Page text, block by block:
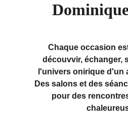
découvvir, échanger,
l'univers onirique
Des salons et des
pour des